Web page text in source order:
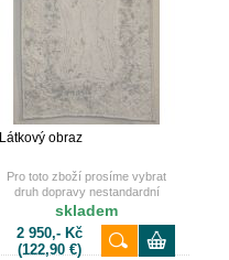
Látkový obraz
Pro toto zboží prosíme vybrat
druh dopravy nestandardní
zásilka nebo osobní odběr.
Děkujeme.
skladem
2 950,- Kč
(122,90 €)